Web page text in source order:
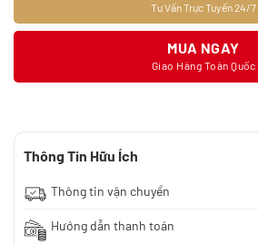
Tư Vấn Trực Tuyến 24/7
MUA NGAY
Giao Hàng Toàn Quốc
Thông Tin Hữu Ích
Thông tin vận chuyển
Hướng dẫn thanh toán